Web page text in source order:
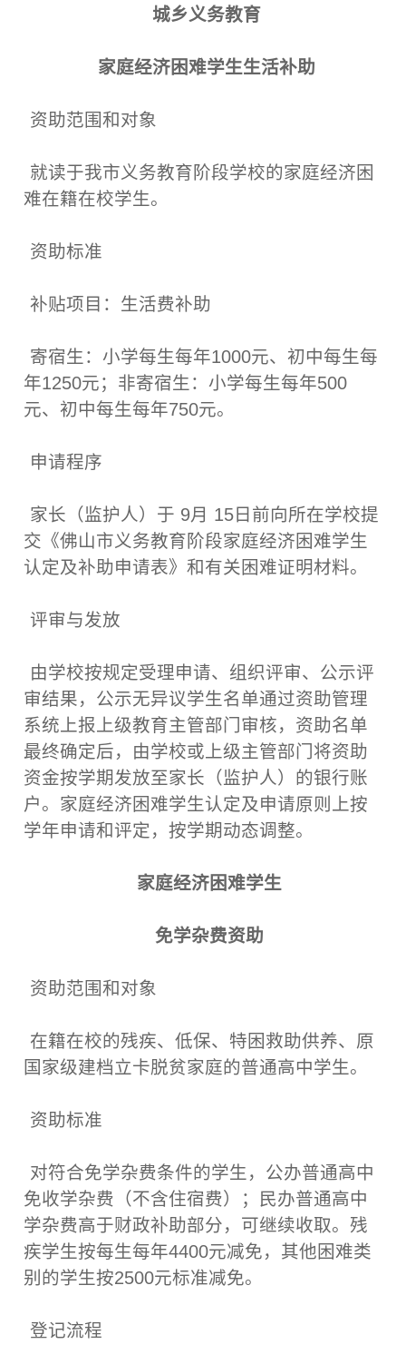
城乡义务教育
家庭经济困难学生生活补助
资助范围和对象
就读于我市义务教育阶段学校的家庭经济困
难在籍在校学生。
资助标准
补贴项目：生活费补助
寄宿生：小学每生每年1000元、初中每生每
年1250元；非寄宿生：小学每生每年500
元、初中每生每年750元。
申请程序
家长（监护人）于 9月 15日前向所在学校提
交《佛山市义务教育阶段家庭经济困难学生
认定及补助申请表》和有关困难证明材料。
评审与发放
由学校按规定受理申请、组织评审、公示评
审结果，公示无异议学生名单通过资助管理
系统上报上级教育主管部门审核，资助名单
最终确定后，由学校或上级主管部门将资助
资金按学期发放至家长（监护人）的银行账
户。家庭经济困难学生认定及申请原则上按
学年申请和评定，按学期动态调整。
家庭经济困难学生
免学杂费资助
资助范围和对象
在籍在校的残疾、低保、特困救助供养、原
国家级建档立卡脱贫家庭的普通高中学生。
资助标准
对符合免学杂费条件的学生，公办普通高中
免收学杂费（不含住宿费）；民办普通高中
学杂费高于财政补助部分，可继续收取。残
疾学生按每生每年4400元减免，其他困难类
别的学生按2500元标准减免。
登记流程